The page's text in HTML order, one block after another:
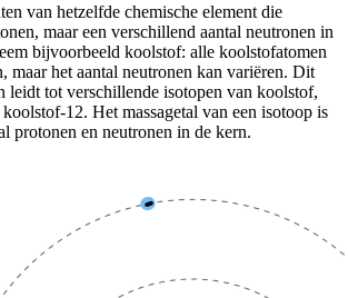
van hetzelfde chemische element die
maar een verschillend aantal neutronen in
bijvoorbeeld koolstof: alle koolstofatomen
maar het aantal neutronen kan variëren. Dit
leidt tot verschillende isotopen van koolstof,
12. Het massagetal van een isotoop is
protonen en neutronen in de kern.